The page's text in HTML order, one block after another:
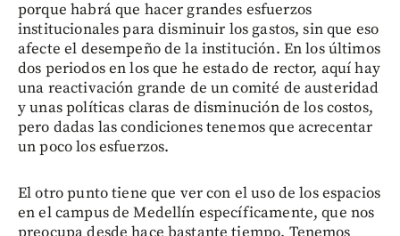
porque habrá que hacer grandes esfuerzos
institucionales para disminuir los gastos, sin que eso
afecte el desempeño de la institución. En los últimos
dos periodos en los que he estado de rector, aquí hay
una reactivación grande de un comité de austeridad
y unas políticas claras de disminución de los costos,
pero dadas las condiciones tenemos que acrecentar
un poco los esfuerzos.
El otro punto tiene que ver con el uso de los espacios
en el campus de Medellín específicamente, que nos